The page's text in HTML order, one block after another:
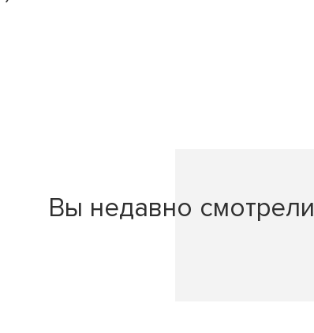
Вы недавно смотрели